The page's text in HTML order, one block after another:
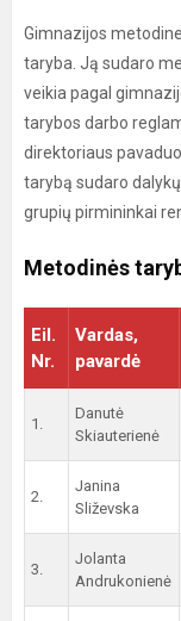
Gimnazijos
taryba. Ją sudaro
veikia pagal
tarybos darbo
direktoriaus
tarybą sudaro
grupių pirmininkai
Metodinės
Eil.
Nr.
Vardas,
pavardė
1.
Danutė
Skiauterienė
2.
Janina
Sliževska
3.
Jolanta
Andrukonienė